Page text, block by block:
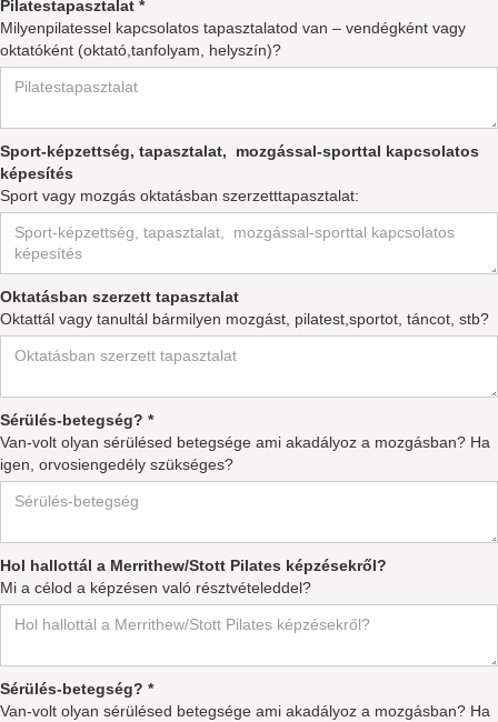
Pilatestapasztalat *
Milyenpilatessel kapcsolatos tapasztalatod van – vendégként vagy
oktatóként (oktató,tanfolyam, helyszín)?
Sport-képzettség, tapasztalat, mozgással-sporttal kapcsolatos
képesítés
Sport vagy mozgás oktatásban szerzetttapasztalat:
Oktatásban szerzett tapasztalat
Oktattál vagy tanultál bármilyen mozgást, pilatest,sportot, táncot, stb?
Sérülés-betegség? *
Van-volt olyan sérülésed betegsége ami akadályoz a mozgásban? Ha
igen, orvosiengedély szükséges?
Hol hallottál a Merrithew/Stott Pilates képzésekről?
Mi a célod a képzésen való résztvételeddel?
Sérülés-betegség? *
Van-volt olyan sérülésed betegsége ami akadályoz a mozgásban? Ha